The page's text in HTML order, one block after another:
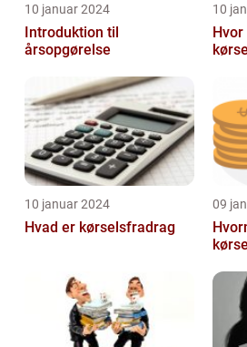
10 januar 2024
Introduktion til
årsopgørelse
10
10 januar 2024
Hvad er kørselsfradrag
09